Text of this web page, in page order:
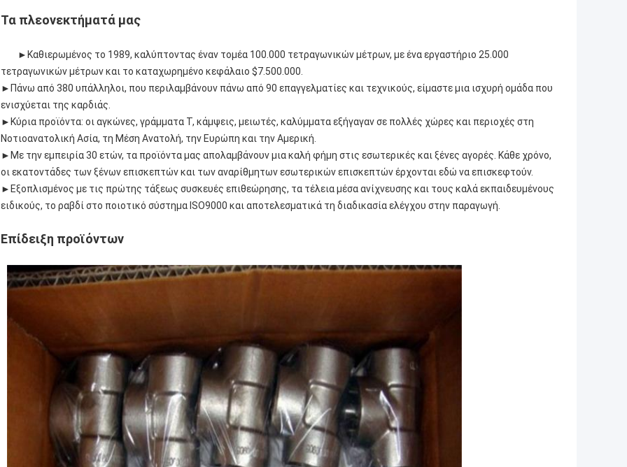
Τα πλεονεκτήματά μας
►Καθιερωμένος το 1989, καλύπτοντας έναν τομέα 100.000 τετραγωνικών μέτρων, με ένα εργαστήριο 25.000
τετραγωνικών μέτρων και το καταχωρημένο κεφάλαιο $7.500.000.
►Πάνω από 380 υπάλληλοι, που περιλαμβάνουν πάνω από 90 επαγγελματίες και τεχνικούς, είμαστε μια ισχυρή ομάδα που
ενισχύεται της καρδιάς.
►Κύρια προϊόντα: οι αγκώνες, γράμματα Τ, κάμψεις, μειωτές, καλύμματα εξήγαγαν σε πολλές χώρες και περιοχές στη
Νοτιοανατολική Ασία, τη Μέση Ανατολή, την Ευρώπη και την Αμερική.
►Με την εμπειρία 30 ετών, τα προϊόντα μας απολαμβάνουν μια καλή φήμη στις εσωτερικές και ξένες αγορές. Κάθε χρόνο,
οι εκατοντάδες των ξένων επισκεπτών και των αναρίθμητων εσωτερικών επισκεπτών έρχονται εδώ να επισκεφτούν.
►Εξοπλισμένος με τις πρώτης τάξεως συσκευές επιθεώρησης, τα τέλεια μέσα ανίχνευσης και τους καλά εκπαιδευμένους
ειδικούς, το ραβδί στο ποιοτικό σύστημα ISO9000 και αποτελεσματικά τη διαδικασία ελέγχου στην παραγωγή.
Επίδειξη προϊόντων